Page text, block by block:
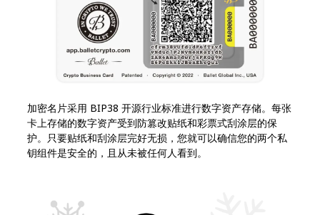
加密名片采用 BIP38 开源行业标准进行数字资产存储。每张
卡上存储的数字资产受到防篡改贴纸和彩票式刮涂层的保
护。只要贴纸和刮涂层完好无损，您就可以确信您的两个私
钥组件是安全的，且从未被任何人看到。